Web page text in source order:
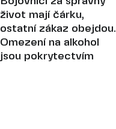
život mají čárku,
ostatní zákaz obejdou.
Omezení na alkohol
jsou pokrytectvím